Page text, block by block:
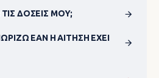
ΔΌΣΕΙΣ ΜΟΥ;
ΕΆΝ Η ΑΊΤΗΣΗ ΈΧΕΙ